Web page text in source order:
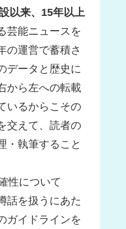
以来、15年以上
芸能ニュースを
の運営で蓄積さ
データと歴史に
から左への転載
いるからこその
交えて、読者の
・執筆すること
性について
話を扱うにあた
ガイドラインを